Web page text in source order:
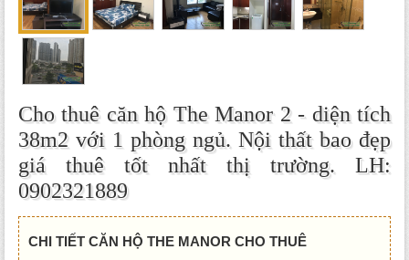
Cho thuê căn hộ The Manor 2 - diện tích
38m2 với 1 phòng ngủ. Nội thất bao đẹp
giá thuê tốt nhất thị trường. LH:
0902321889
CHI TIẾT CĂN HỘ THE MANOR CHO THUÊ